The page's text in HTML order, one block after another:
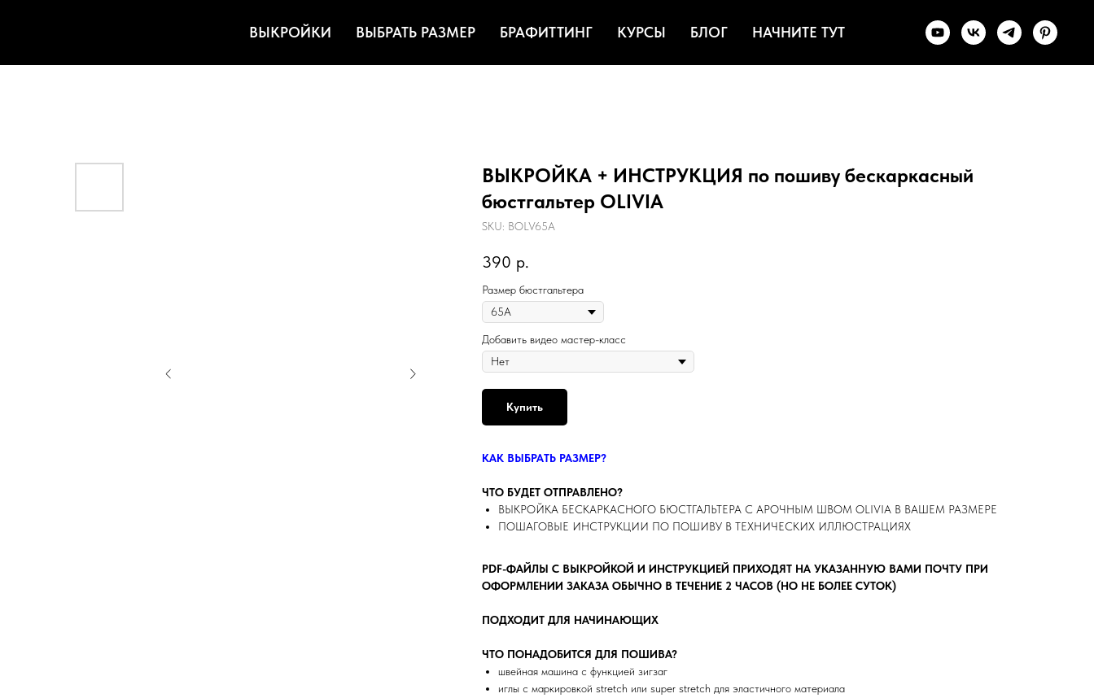
ВЫКРОЙКИ ВЫБРАТЬ РАЗМЕР БРАФИТТИНГ КУРСЫ БЛОГ НАЧНИТЕ ТУТ
ВЫКРОЙКА + ИНСТРУКЦИЯ по пошиву бескаркасный
бюстгальтер OLIVIA
SKU: BOLV65A
390 р.
Размер бюстгальтера
Добавить видео мастер-класс
Купить
КАК ВЫБРАТЬ РАЗМЕР?
ЧТО БУДЕТ ОТПРАВЛЕНО?
ВЫКРОЙКА БЕСКАРКАСНОГО БЮСТГАЛЬТЕРА С АРОЧНЫМ ШВОМ OLIVIA В ВАШЕМ РАЗМЕРЕ
ПОШАГОВЫЕ ИНСТРУКЦИИ ПО ПОШИВУ В ТЕХНИЧЕСКИХ ИЛЛЮСТРАЦИЯХ
PDF-ФАЙЛЫ С ВЫКРОЙКОЙ И ИНСТРУКЦИЕЙ ПРИХОДЯТ НА УКАЗАННУЮ ВАМИ ПОЧТУ ПРИ
ОФОРМЛЕНИИ ЗАКАЗА ОБЫЧНО В ТЕЧЕНИЕ 2 ЧАСОВ (НО НЕ БОЛЕЕ СУТОК)
ПОДХОДИТ ДЛЯ НАЧИНАЮЩИХ
ЧТО ПОНАДОБИТСЯ ДЛЯ ПОШИВА?
швейная машина с функцией зигзаг
иглы с маркировкой stretch или super stretch для эластичного материала